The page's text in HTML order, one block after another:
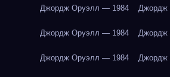
Джордж Оруэлл — 1984 Джордж
Джордж Оруэлл — 1984 Джордж
Джордж Оруэлл — 1984 Джордж